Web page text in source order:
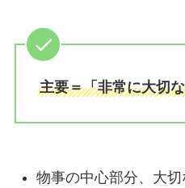
主要＝「非常に大切
物事の中心部分、大切